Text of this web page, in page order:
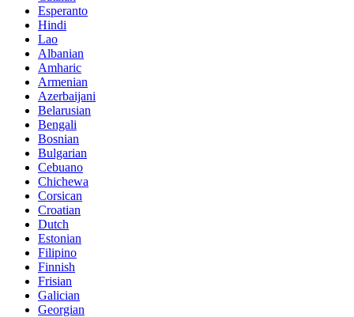
Esperanto
Hindi
Lao
Albanian
Amharic
Armenian
Azerbaijani
Belarusian
Bengali
Bosnian
Bulgarian
Cebuano
Chichewa
Corsican
Croatian
Dutch
Estonian
Filipino
Finnish
Frisian
Galician
Georgian